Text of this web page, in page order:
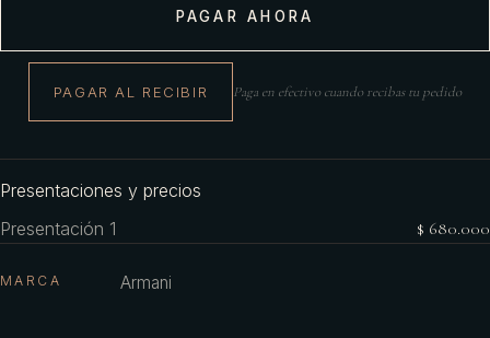
PAGAR AHORA
PAGAR AL RECIBIR Paga en efectivo cuando recibas tu pedido
Presentaciones y precios
Presentación 1
$ 680.000
MARCA Armani